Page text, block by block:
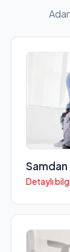
Samdan
Detaylı